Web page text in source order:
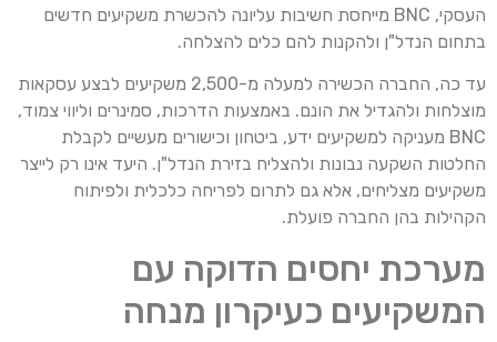
העסקי, BNC מייחסת חשיבות עליונה להכשרת משקיעים חדשים
בתחום הנדל"ן ולהקנות להם כלים להצלחה.
עד כה, החברה הכשירה למעלה מ-2,500 משקיעים לבצע עסקאות
מוצלחות ולהגדיל את הונם. באמצעות הדרכות, סמינרים וליווי צמוד,
BNC מעניקה למשקיעים ידע, ביטחון וכישורים מעשיים לקבלת
החלטות השקעה נבונות ולהצליח בזירת הנדל"ן. היעד אינו רק לייצר
משקיעים מצליחים, אלא גם לתרום לפריחה כלכלית ולפיתוח
הקהילות בהן החברה פועלת.
מערכת יחסים הדוקה עם
המשקיעים כעיקרון מנחה